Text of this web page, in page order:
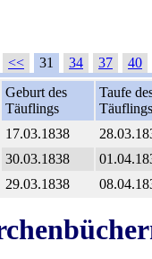
<< 31 34 37
40
Geburt des
Täuflings
Taufe
Täuflings
17.03.1838
30.03.1838
29.03.1838